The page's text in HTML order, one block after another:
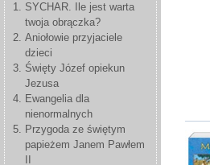
SYCHAR. Ile jest warta
twoja obrączka?
Aniołowie przyjaciele
dzieci
Święty Józef opiekun
Jezusa
Ewangelia dla
nienormalnych
Przygoda ze świętym
papieżem Janem Pawłem